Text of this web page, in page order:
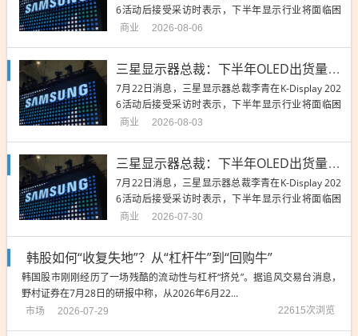
6活动后接受采访时表示，下半年显示行业将面临困
难，但三星在折叠OLED市场有技术优势。 李青指
商业 2026-08-06
三星显示器总裁：下半年OLED出货量下降！但折叠OLED有优势
7月22日消息，三星显示器总裁李青在K-Display 202
6活动后接受采访时表示，下半年显示行业将面临困
难，但三星在折叠OLED市场有技术优势。 李青指
商业 2026-08-03
三星显示器总裁：下半年OLED出货量下降！但折叠OLED有优势
7月22日消息，三星显示器总裁李青在K-Display 202
6活动后接受采访时表示，下半年显示行业将面临困
难，但三星在折叠OLED市场有技术优势。 李青指
商业 2026-07-30
韩股如何“收复失地”？从“杠杆牛”到“回购牛”
韩国股市刚刚经历了一场残酷的流动性与杠杆“挤兑”。据追风交易台消息，
野村证券在7月28日的研报中称，从2026年6月22...
市场
2026-07-29 22615次浏览